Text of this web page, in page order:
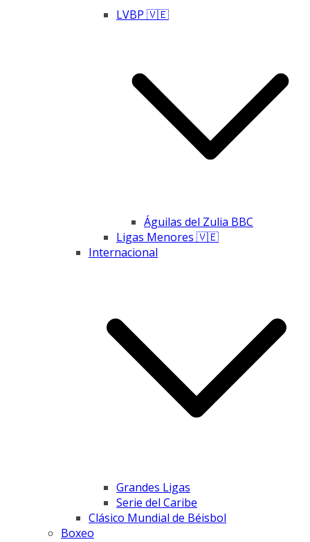
LVBP 🇻🇪
Águilas del Zulia BBC
Ligas Menores 🇻🇪
Internacional
Grandes Ligas
Serie del Caribe
Clásico Mundial de Béisbol
Boxeo